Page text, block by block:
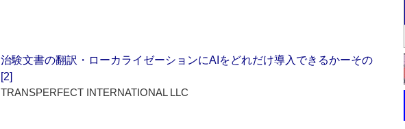
治験文書の翻訳・ローカライゼーションにAIをどれだけ導入できるかーその
[2]
TRANSPERFECT INTERNATIONAL LLC